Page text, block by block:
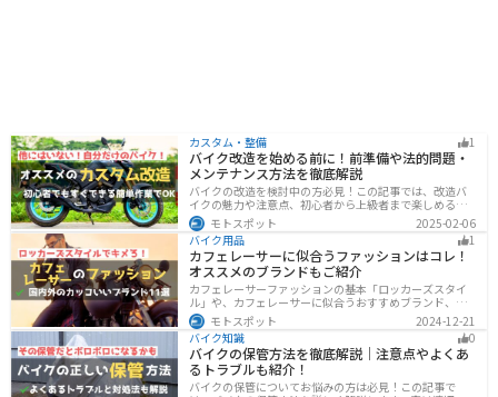
カスタム・整備 1
バイク改造を始める前に！前準備や法的問題・
メンテナンス方法を徹底解説
バイクの改造を検討中の方必見！この記事では、改造バ
イクの魅力や注意点、初心者から上級者まで楽しめる改
造方法を紹介しています。実は、改造で補償内容や保険
料が変わる場合があるため、保険会社への確認は必須で
す。この記事を読めば、安全に配慮しつつ、カスタムバ
イクを楽しむコツがわかります。
モトスポット
2025-02-06
バイク用品
1
カフェレーサーに似合うファッションはコレ！
オススメのブランドもご紹介
カフェレーサーファッションの基本「ロッカーズスタイ
ル」や、カフェレーサーに似合うおすすめブランド、定
番アイテムを詳しく紹介。個性を引き立てるコーデのコ
ツや季節に合ったアイテム選び、愛車とのマッチング方
法も解説します。
モトスポット
2024-12-21
バイク知識
0
バイクの保管方法を徹底解説｜注意点やよくあ
るトラブルも紹介！
バイクの保管についてお悩みの方は必見！この記事で